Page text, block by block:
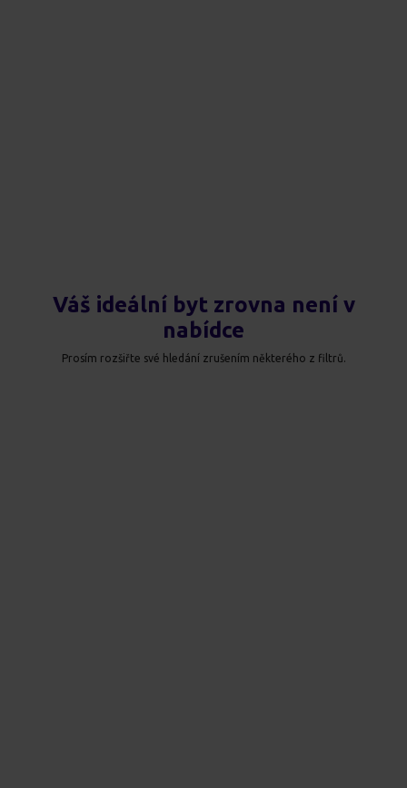
Váš ideální byt zrovna není v
nabídce
Prosím rozšiřte své hledání zrušením některého z filtrů.